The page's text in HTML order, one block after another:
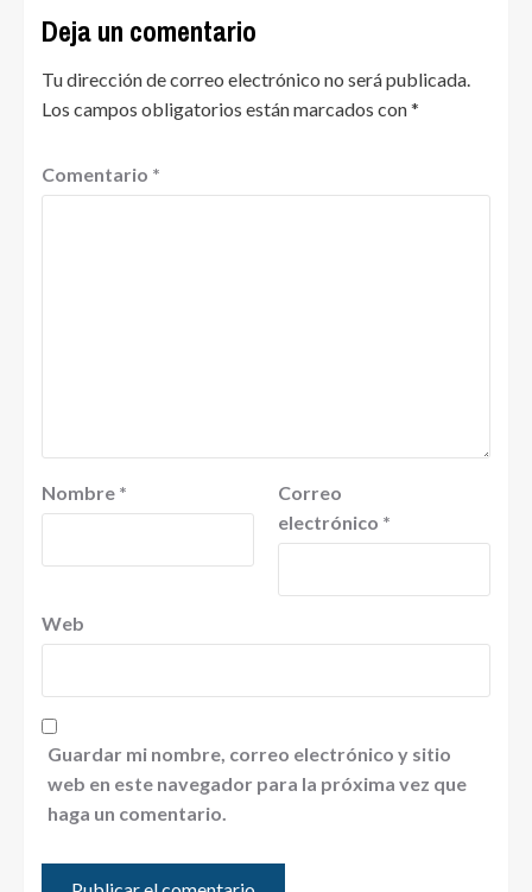
Deja un comentario
Tu dirección de correo electrónico no será publicada.
Los campos obligatorios están marcados con*
Comentario *
Nombre *
Correo
electrónico *
Web
Guardar mi nombre, correo electrónico y sitio
web en este navegador para la próxima vez que
haga un comentario.